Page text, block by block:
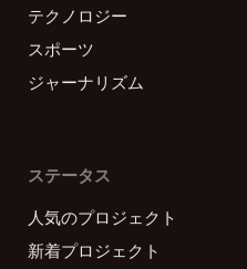
テクノロジー
スポーツ
ジャーナリズム
ステータス
人気のプロジェクト
新着プロジェクト